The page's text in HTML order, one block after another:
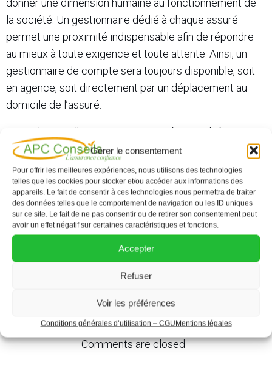
Gérer le consentement
Pour offrir les meilleures expériences, nous utilisons des technologies
telles que les cookies pour stocker et/ou accéder aux informations des
appareils. Le fait de consentir à ces technologies nous permettra de traiter
des données telles que le comportement de navigation ou les ID uniques
sur ce site. Le fait de ne pas consentir ou de retirer son consentement peut
avoir un effet négatif sur certaines caractéristiques et fonctions.
Accepter
Refuser
Voir les préférences
Conditions générales d’utilisation – CGUMentions légales
donner une dimension humaine au fonctionnement de
la société. Un gestionnaire dédié à chaque assuré
permet une proximité indispensable afin de répondre
au mieux à toute exigence et toute attente. Ainsi, un
gestionnaire de compte sera toujours disponible, soit
en agence, soit directement par un déplacement au
domicile de l’assuré.
Les solutions d’assurances proposées ont été
recherchées et négociées auprès des principaux
groupes d’assureurs et mutuelles français afin
d’apporter les solutions les plus adaptées, tout en
donnant la possibilité aux revenus les plus modestes
de maitriser totalement leur budget.
Comments are closed